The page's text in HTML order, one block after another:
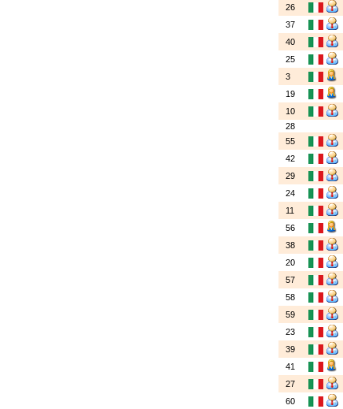
26
37
40
25
3
19
10
28
55
42
29
24
11
56
38
20
57
58
59
23
39
41
27
60